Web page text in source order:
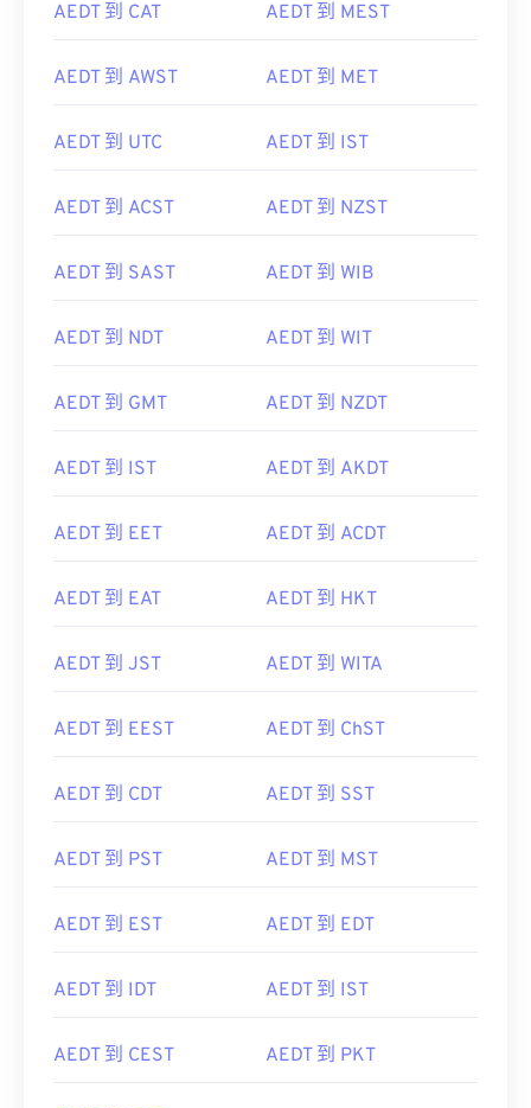
AEDT 到 CAT AEDT 到 MEST
AEDT 到 AWST AEDT 到 MET
AEDT 到 UTC AEDT 到 IST
AEDT 到 ACST AEDT 到 NZST
AEDT 到 SAST AEDT 到 WIB
AEDT 到 NDT AEDT 到 WIT
AEDT 到 GMT AEDT 到 NZDT
AEDT 到 IST AEDT 到 AKDT
AEDT 到 EET AEDT 到 ACDT
AEDT 到 EAT AEDT 到 HKT
AEDT 到 JST AEDT 到 WITA
AEDT 到 EEST AEDT 到 ChST
AEDT 到 CDT AEDT 到 SST
AEDT 到 PST AEDT 到 MST
AEDT 到 EST AEDT 到 EDT
AEDT 到 IDT AEDT 到 IST
AEDT 到 CEST AEDT 到 PKT